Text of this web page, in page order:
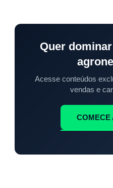
Quer
Acesse conteúdos
vendas e